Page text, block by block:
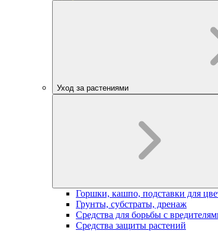
Уход за растениями
Горшки, кашпо, подставки для
Грунты, субстраты, дренаж
Средства для борьбы с
Средства защиты растений